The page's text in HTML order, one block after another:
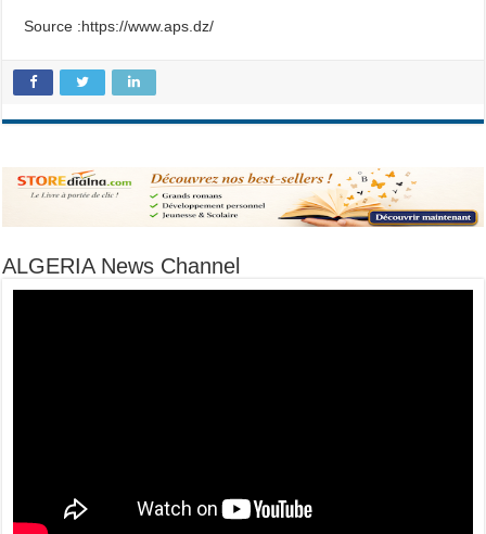
Source :https://www.aps.dz/
ALGERIA News Channel